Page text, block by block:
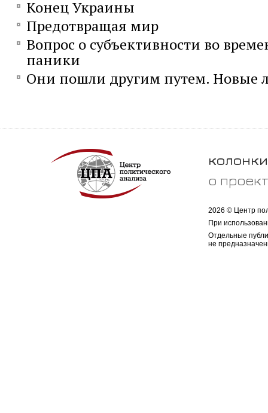
Конец Украины
Предотвращая мир
Вопрос о субъективности во
паники
Они пошли другим путем. Новые
колонки
о
2026 © Центр
При
Отдельные
не